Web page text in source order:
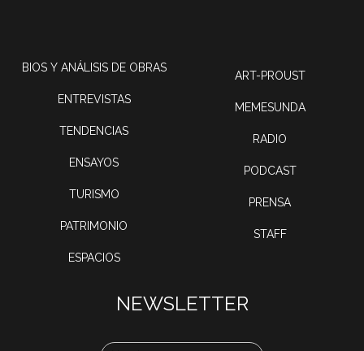
BIOS Y ANÁLISIS DE OBRAS
ENTREVISTAS
TENDENCIAS
ENSAYOS
TURISMO
PATRIMONIO
ESPACIOS
ART-PROUST
MEMESUNDA
RADIO
PODCAST
PRENSA
STAFF
NEWSLETTER